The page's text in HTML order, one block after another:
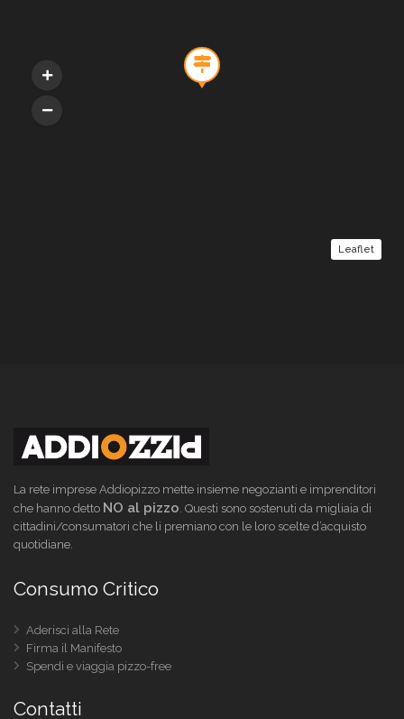
Leaflet
La rete imprese Addiopizzo mette insieme negozianti e imprenditori
che hanno detto NO al pizzo. Questi sono sostenuti da migliaia di
cittadini/consumatori che li premiano con le loro scelte d’acquisto
quotidiane.
Consumo Critico
Aderisci alla Rete
Firma il Manifesto
Spendi e viaggia pizzo-free
Contatti